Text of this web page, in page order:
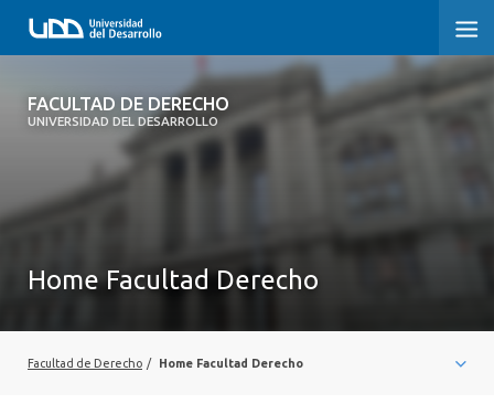
FACULTAD DE DERECHO
UNIVERSIDAD DEL DESARROLLO
FACULTAD DE DERECHO
SOBRE LA FACULTAD
Home Facultad Derecho
Facultad de Derecho / Home Facultad Derecho